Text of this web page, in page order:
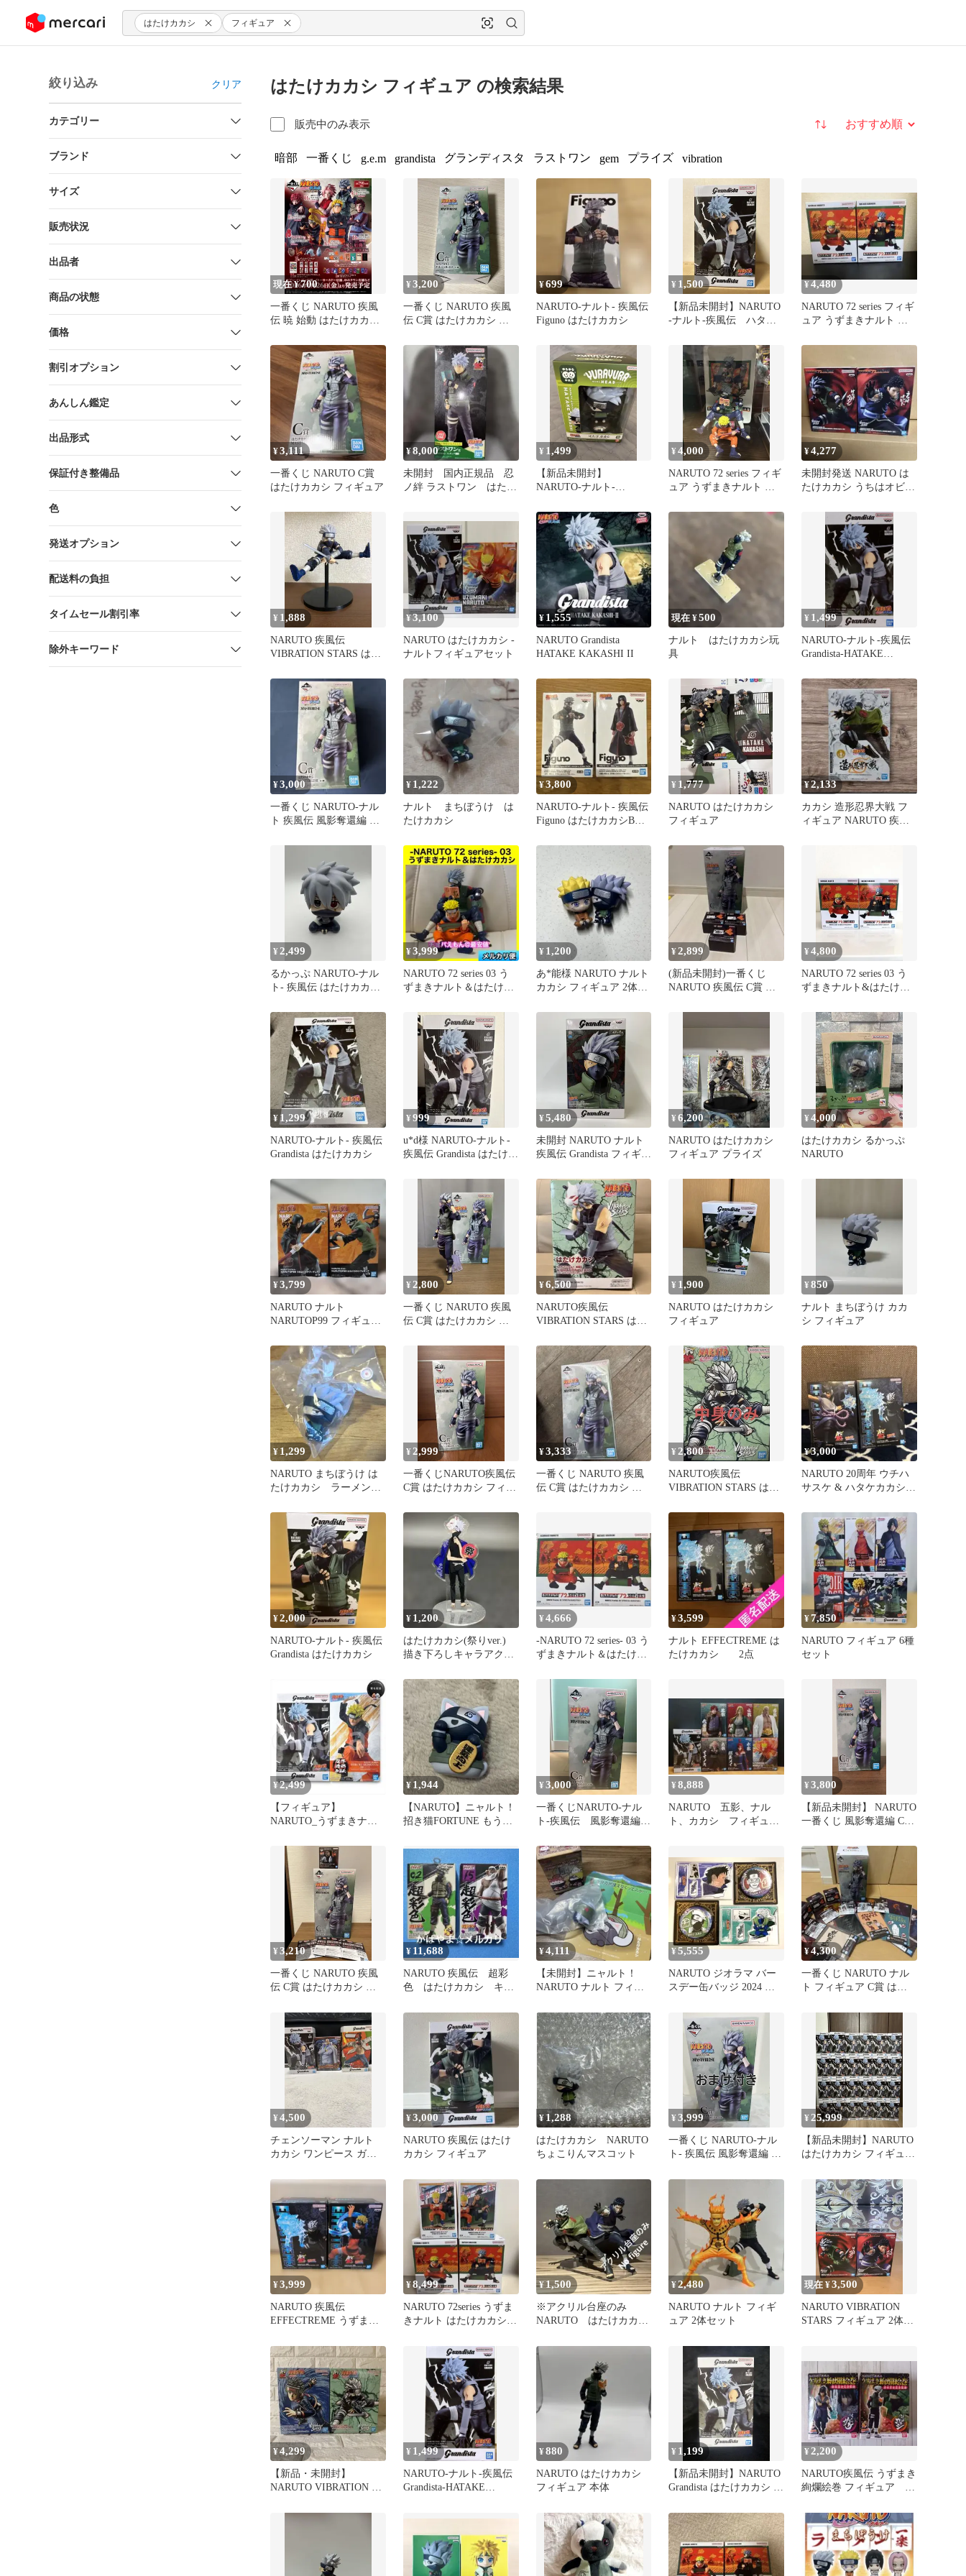
ツにスキップ はたけカカシ フィギュア
絞り込み クリア
カテゴリー
ブランド
サイズ
販売状況
出品者
商品の状態
価格
割引オプション
あんしん鑑定
出品形式
保証付き整備品
色
発送オプション
配送料の負担
タイムセール割引率
除外キーワード
はたけカカシ フィギュア の検索結果
販売中のみ表示 並び替え
暗部 一番くじ g.e.m grandista グランディスタ ラストワン gem プライズ vibration
現在 ¥700
一番くじ NARUTO 疾風
伝 暁 始動 はたけカカシ
¥3,200
一番くじ NARUTO 疾風
伝 C賞 はたけカカシ フ
¥699
NARUTO-ナルト- 疾風伝
Figuno はたけカカシ
¥ 1,500
【新品未開封】NARUTO
-ナルト-疾風伝 ハタケ
¥4,480
NARUTO 72 series フィギ
ュア うずまきナルト は
¥3,111
一番くじ NARUTO C賞
はたけカカシ フィギュア
¥8,000
未開封 国内正規品 忍
ノ絆 ラストワン はたけ
¥ 1,499
【新品未開封】
NARUTO-ナルト-
けカカシ
¥4,000
NARUTO 72 series フィギ
ュア うずまきナルト は
¥4,277
未開封発送 NARUTO は
たけカカシ うちはオビト
¥ 1,888
NARUTO 疾風伝
VIBRATION STARS はた
¥3,100
NARUTO はたけカカシ -
ナルトフィギュアセット
¥ 1,555
NARUTO Grandista
HATAKE KAKASHI II
現在 ¥500
ナルト はたけカカシ玩
具
¥ 1,499
NARUTO-ナルト-疾風伝
Grandista-HATAKE
¥3,000
一番くじ NARUTO-ナル
ト 疾風伝 風影奪還編 C
¥ 1,222
ナルト まちぼうけ は
たけカカシ
¥3,800
NARUTO-ナルト- 疾風伝
Figuno はたけカカシBう
¥ 1,777
NARUTO はたけカカシ
フィギュア
¥2,133
カカシ 造形忍界大戦 フ
ィギュア NARUTO 疾風
¥ 2,499
るかっぷ NARUTO-ナル
ト- 疾風伝 はたけカカシ
¥3,999
NARUTO 72 series 03 う
ずまきナルト＆はたけカ
¥ 1,200
あ*能様 NARUTO ナルト
カカシ フィギュア 2体セ
¥2,899
(新品未開封)一番くじ
NARUTO 疾風伝 C賞 は
¥4,800
NARUTO 72 series 03 う
ずまきナルト&はたけカ
¥1,299
NARUTO-ナルト- 疾風伝
Grandista はたけカカシ
¥999
u*d様 NARUTO-ナルト-
疾風伝 Grandista はたけカ
¥5,480
未開封 NARUTO ナルト
疾風伝 Grandista フィギュ
f101
¥6,200
NARUTO はたけカカシ
フィギュア プライズ
¥4,000
はたけカカシ るかっぷ
NARUTO
¥3,799
NARUTO ナルト
NARUTOP99 フィギュア
¥ 2,800
一番くじ NARUTO 疾風
伝 C賞 はたけカカシ フ
¥6,500
NARUTO疾風伝
VIBRATION STARS はた
¥ 1,900
NARUTO はたけカカシ
フィギュア
¥850
ナルト まちぼうけ カカ
シ フィギュア
¥ 1,299
NARUTO まちぼうけ は
たけカカシ ラーメン一
¥ 2,999
一番くじNARUTO疾風伝
C賞 はたけカカシ フィギ
¥3,333
一番くじ NARUTO 疾風
伝 C賞 はたけカカシ フ
¥ 2,800
NARUTO疾風伝
VIBRATION STARS はた
¥3,000
NARUTO 20周年 ウチハ
サスケ & ハタケカカシ
¥2,000
NARUTO-ナルト- 疾風伝
Grandista はたけカカシ
¥ 1,200
はたけカカシ(祭りver.)
描き下ろしキャラアクリ
¥4,666
-NARUTO 72 series- 03 う
ずまきナルト＆はたけカ
¥3,599
ナルト EFFECTREME は
たけカカシ 2点
¥7,850
NARUTO フィギュア 6種
セット
¥2,499
【フィギュア】
NARUTO_うずまきナル
¥ 1,944
【NARUTO】ニャルト！
招き猫FORTUNE もうい
¥3,000
一番くじNARUTO-ナル
ト-疾風伝 風影奪還編 C
¥8,888
NARUTO 五影、ナル
ト、カカシ フィギュ
¥3,800
【新品未開封】 NARUTO
一番くじ 風影奪還編 C賞
¥3,210
一番くじ NARUTO 疾風
伝 C賞 はたけカカシ フ
¥ 11,688
NARUTO 疾風伝 超彩
色 はたけカカシ キラ
ライズ
¥4,111
【未開封】ニャルト！
NARUTO ナルト フィギ
¥5,555
NARUTO ジオラマ バー
スデー缶バッジ 2024 は
¥4,300
一番くじ NARUTO ナル
ト フィギュア C賞 はた
¥4,500
チェンソーマン ナルト
カカシ ワンピース ガー
¥3,000
NARUTO 疾風伝 はたけ
カカシ フィギュア
¥1,288
はたけカカシ NARUTO
ちょこりんマスコット
¥3,999
一番くじ NARUTO-ナル
ト- 疾風伝 風影奪還編 C
¥25,999
【新品未開封】NARUTO
はたけカカシ フィギュア
¥3,999
NARUTO 疾風伝
EFFECTREME うずまき
ア
¥8,499
NARUTO 72series うずま
きナルト はたけカカシ
¥1,500
※アクリル台座のみ
NARUTO はたけカカ
用台座
¥2,480
NARUTO ナルト フィギ
ュア 2体セット
現在 ¥3,500
NARUTO VIBRATION
STARS フィギュア 2体セ
¥4,299
【新品・未開封】
NARUTO VIBRATION う
¥ 1,499
NARUTO-ナルト-疾風伝
Grandista-HATAKE
¥880
NARUTO はたけカカシ
フィギュア 本体
¥ 1,199
【新品未開封】NARUTO
Grandista はたけカカシ フ
¥2,200
NARUTO疾風伝 うずまき
絢爛絵巻 フィギュア う